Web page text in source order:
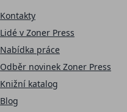
Kontakty
Lidé v Zoner Press
Nabídka práce
Odběr novinek Zoner Press
Knižní katalog
Blog